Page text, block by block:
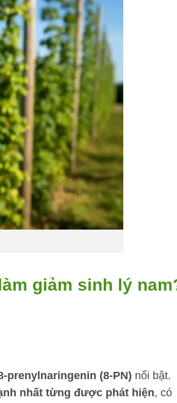
giảm sinh lý
prenylnaringenin (8-PN) nổi bật.
nhất từng được phát hiện, có